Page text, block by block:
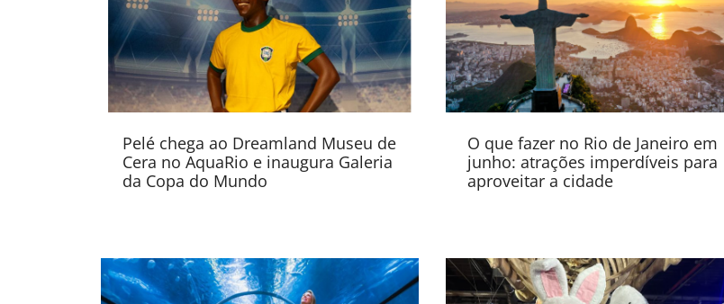
Pelé chega ao Dreamland Museu de
Cera no AquaRio e inaugura Galeria
da Copa do Mundo
O que fazer no Rio de Janeiro em
junho: atrações imperdíveis para
aproveitar a cidade